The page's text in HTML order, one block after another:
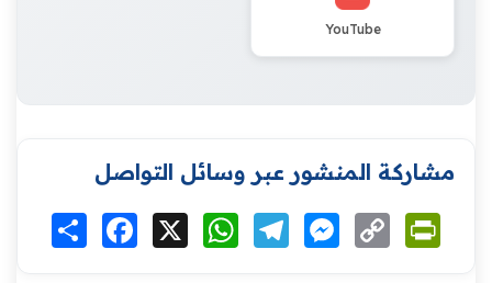
YouTube
مشاركة المنشور عبر وسائل التواصل
انشر Facebook WhatsAppTelegramMessenger
Copy
Link